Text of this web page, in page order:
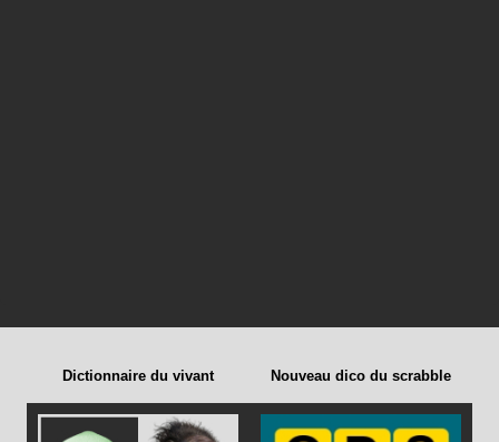
Dictionnaire du vivant Nouveau dico du scrabble